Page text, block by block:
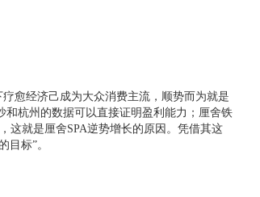
愈经济己成为大众消费主流，顺势而为就是
杭州的数据可以直接证明盈利能力；厘舍铁
这就是厘舍SPA逆势增长的原因。凭借其这
目标”。